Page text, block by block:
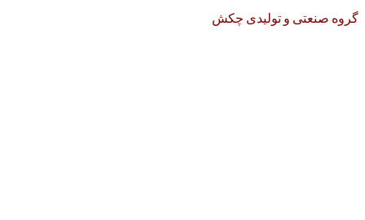
گروه صنعتی و تولیدی چکش